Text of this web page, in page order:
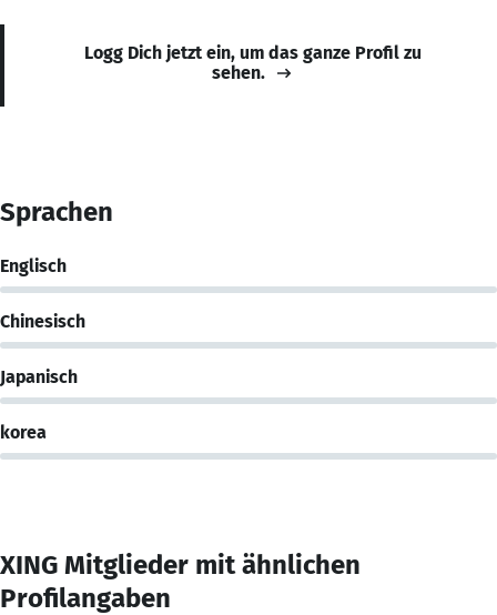
Logg Dich jetzt ein, um das ganze Profil zu
sehen.
Sprachen
Englisch
Chinesisch
Japanisch
korea
XING Mitglieder mit ähnlichen
Profilangaben